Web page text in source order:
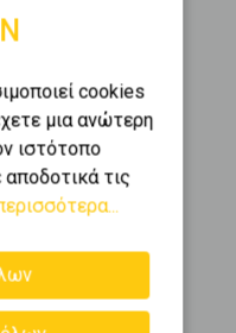
Όροφος
0 (Υπερυψ. Ισόγειο)
Εμβαδόν
210 m2
cookies
μια ανώτερη
ιστότοπο
τις